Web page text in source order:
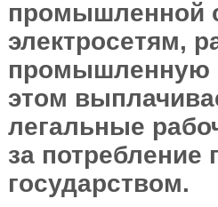
промышленной
электросетям,
промышленную
этом
легальные
за
государством.